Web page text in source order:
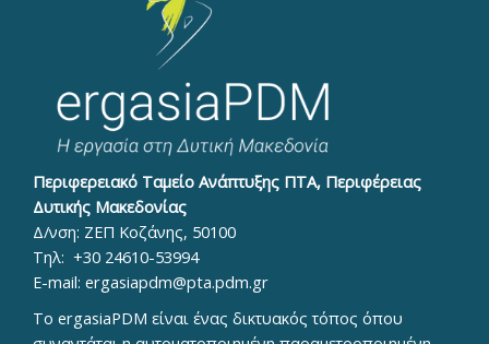
Περιφερειακό Ταμείο Ανάπτυξης ΠΤΑ, Περιφέρειας
Δυτικής Μακεδονίας
Δ/νση: ΖΕΠ Κοζάνης, 50100
Τηλ: +30 24610-53994
E-mail: ergasiapdm@pta.pdm.gr
To ergasiaPDM είναι ένας δικτυακός τόπος όπου